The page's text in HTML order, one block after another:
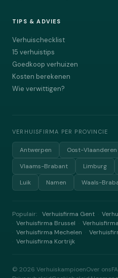
TIPS & ADVIES
Verhuischecklist
15 verhuistips
Goedkoop verhuizen
Kosten berekenen
Wie verwittigen?
VERHUISFIRMA PER PROVINCIE
Antwerpen Oost-Vlaanderen
Vlaams-Brabant
Limburg
Luik
Namen Waals-
Populair: Verhuisfirma Gent
Verhuisfirma Brussel
Verhuisfirma Mechelen
Verhuisfirma Kortrijk
© 2026 VerhuiskampioenOver ons